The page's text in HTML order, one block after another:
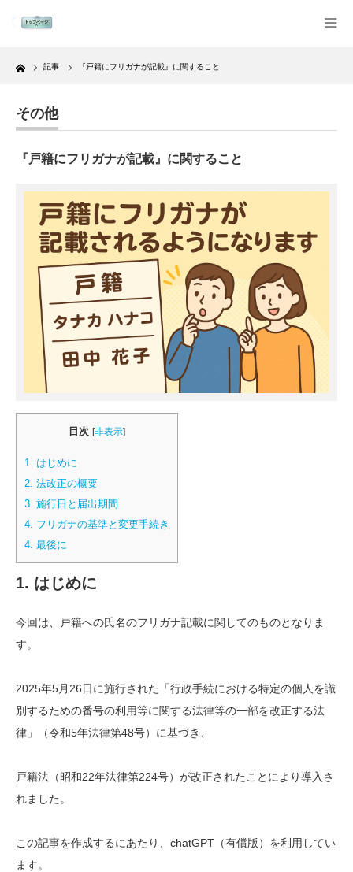
Home 記事 『戸籍にフリガナが記載』に関すること
その他
『戸籍にフリガナが記載』に関すること
目次 [非表示]
1. はじめに
2. 法改正の概要
3. 施行日と届出期間
4. フリガナの基準と変更手続き
4. 最後に
1. はじめに
今回は、戸籍への氏名のフリガナ記載に関してのものとなりま
す。
2025年5月26日に施行された「行政手続における特定の個人を識
別するための番号の利用等に関する法律等の一部を改正する法
律」（令和5年法律第48号）に基づき、
戸籍法（昭和22年法律第224号）が改正されたことにより導入さ
れました。
この記事を作成するにあたり、chatGPT（有償版）を利用してい
ます。